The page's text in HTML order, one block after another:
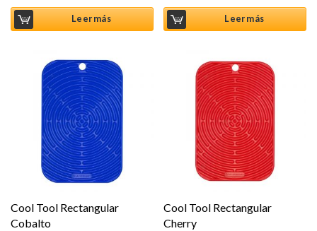
Leer más Leer más
Cool Tool Rectangular
Cobalto
Cool Tool Rectangular
Cherry